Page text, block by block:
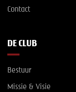
Contact
DE CLUB
Bestuur
Missie & Visie